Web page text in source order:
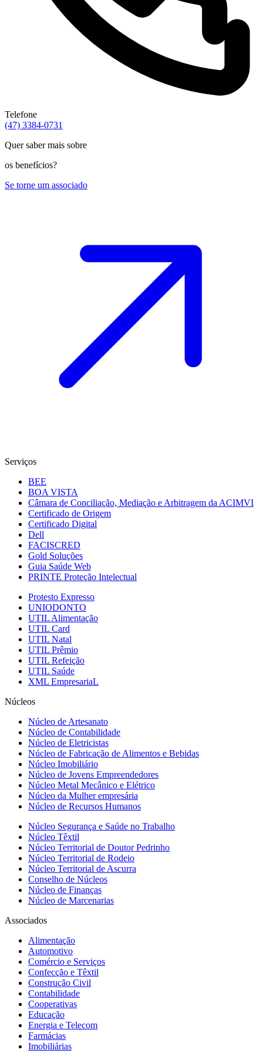
Telefone
(47) 3384-0731
Quer saber mais sobre
os benefícios?
Se torne um associado
Serviços
BEE
BOA VISTA
Câmara de Conciliação, Mediação e Arbitragem da ACIMVI
Certificado de Origem
Certificado Digital
Dell
FACISCRED
Gold Soluções
Guia Saúde Web
PRINTE Proteção Intelectual
Protesto Expresso
UNIODONTO
UTIL Alimentação
UTIL Card
UTIL Natal
UTIL Prêmio
UTIL Refeição
UTIL Saúde
XML EmpresariaL
Núcleos
Núcleo de Artesanato
Núcleo de Contabilidade
Núcleo de Eletricistas
Núcleo de Fabricação de Alimentos e Bebidas
Núcleo Imobiliário
Núcleo de Jovens Empreendedores
Núcleo Metal Mecânico e Elétrico
Núcleo da Mulher empresária
Núcleo de Recursos Humanos
Núcleo Segurança e Saúde no Trabalho
Núcleo Têxtil
Núcleo Territorial de Doutor Pedrinho
Núcleo Territorial de Rodeio
Núcleo Territorial de Ascurra
Conselho de Núcleos
Núcleo de Finanças
Núcleo de Marcenarias
Associados
Alimentação
Automotivo
Comércio e Serviços
Confecção e Têxtil
Construção Civil
Contabilidade
Cooperativas
Educação
Energia e Telecom
Farmácias
Imobiliárias